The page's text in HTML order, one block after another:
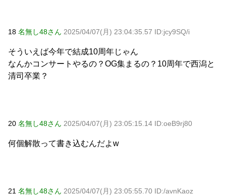
18 名無し48さん 2025/04/07(月) 23:04:35.57 ID:jcy9SQ/i
そういえば今年で結成10周年じゃん
なんかコンサートやるの？OG集まるの？10周年で西潟と
清司卒業？
20 名無し48さん 2025/04/07(月) 23:05:15.14 ID:oeB9rj80
何個解散って書き込むんだよw
21 名無し48さん 2025/04/07(月) 23:05:55.70 ID:/avnKaoz